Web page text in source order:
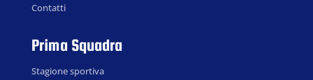
Contatti
Prima Squadra
Stagione sportiva